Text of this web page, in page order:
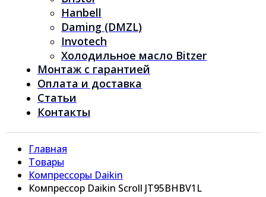
Hanbell
Daming (DMZL)
Invotech
Холодильное масло Bitzer
Монтаж с гарантией
Оплата и доставка
Статьи
Контакты
Главная
Товары
Компрессоры Daikin
Компрессор Daikin Scroll JT95BHBV1L